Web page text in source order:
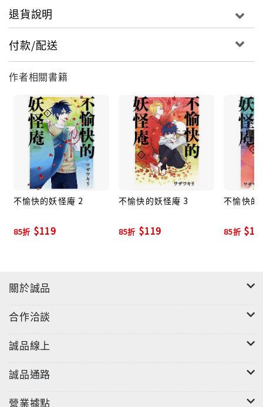
退貨說明
付款/配送
作者相關書籍
不愉快的妖怪庵 2
85折 $119
不愉快的妖怪庵 3
85折 $119
不愉快的
85折
關於誠品
合作洽談
誠品線上
誠品通路
營業據點